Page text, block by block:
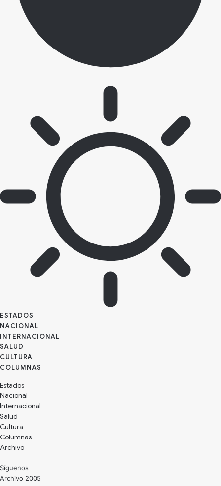
ESTADOS
NACIONAL
INTERNACIONAL
SALUD
CULTURA
Estados
Nacional
Internacional
Salud
Cultura
Archivo
Síguenos
Archivo 2005